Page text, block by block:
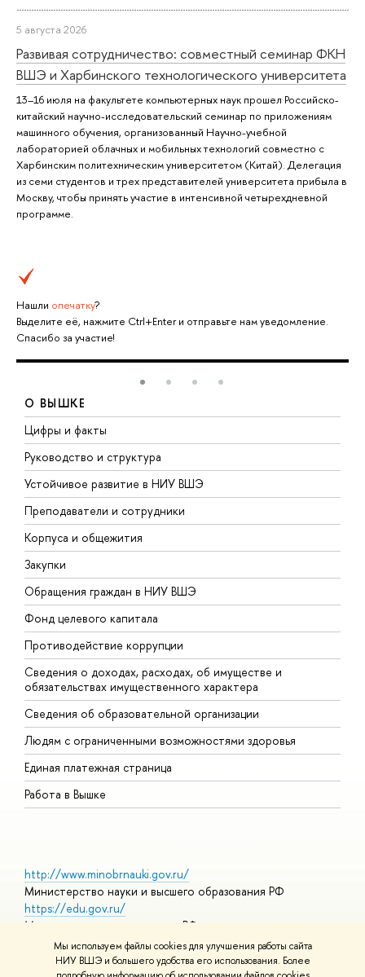
Мы используем файлы cookies для улучшения работы сайта
НИУ ВШЭ и большего удобства его использования. Более
5 августа 2026
Развивая сотрудничество: совместный семинар ФКН
ВШЭ и Харбинского технологического университета
13–16 июля на факультете компьютерных наук прошел Российско-
китайский научно-исследовательский семинар по приложениям
машинного обучения, организованный Научно-учебной
лабораторией облачных и мобильных технологий совместно с
Харбинским политехническим университетом (Китай). Делегация
из семи студентов и трех представителей университета прибыла в
Москву, чтобы принять участие в интенсивной четырехдневной
программе.
Нашли опечатку?
Выделите её, нажмите Ctrl+Enter и отправьте нам уведомление.
Спасибо за участие!
О ВЫШКЕ
Цифры и факты
Руководство и структура
Устойчивое развитие в НИУ ВШЭ
Преподаватели и сотрудники
Корпуса и общежития
Закупки
Обращения граждан в НИУ ВШЭ
Фонд целевого капитала
Противодействие коррупции
Сведения о доходах, расходах, об имуществе и
обязательствах имущественного характера
Сведения об образовательной организации
Людям с ограниченными возможностями здоровья
Единая платежная страница
Работа в Вышке
http://www.minobrnauki.gov.ru/
Министерство науки и высшего образования РФ
https://edu.gov.ru/
Министерство просвещения РФ
https://elearning.hse.ru/mooc
Массовые открытые онлайн-курсы